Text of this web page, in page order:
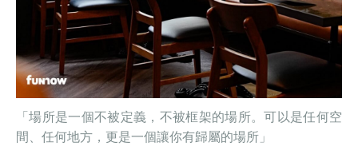
「場所是一個不被定義，不被框架的場所。可以是任何空
間、任何地方，更是一個讓你有歸屬的場所」